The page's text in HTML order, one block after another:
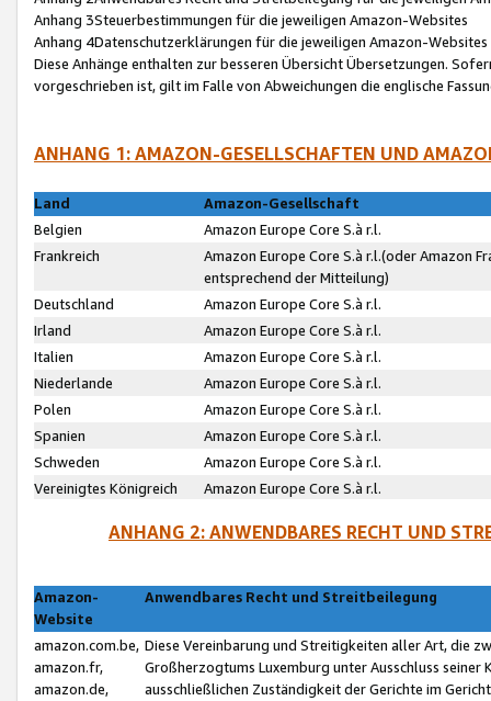
Anhang 3Steuerbestimmungen für die jeweiligen Amazon-Websites
Anhang 4Datenschutzerklärungen für die jeweiligen Amazon-Websites
Diese Anhänge enthalten zur besseren Übersicht Übersetzungen.
vorgeschrieben ist, gilt im Falle von Abweichungen die englische
ANHANG 1: AMAZON-GESELLSCHAFTEN UND
Land
Amazon-Gesellschaft
Belgien
Amazon Europe Core S.à r.l.
Frankreich
Amazon Europe Core S.à r.l.(oder Amazon
entsprechend der Mitteilung)
Deutschland
Amazon Europe Core S.à r.l.
Irland
Amazon Europe Core S.à r.l.
Italien
Amazon Europe Core S.à r.l.
Niederlande
Amazon Europe Core S.à r.l.
Polen
Amazon Europe Core S.à r.l.
Spanien
Amazon Europe Core S.à r.l.
Schweden
Amazon Europe Core S.à r.l.
Vereinigtes Königreich
Amazon Europe Core S.à r.l.
ANHANG 2: ANWENDBARES RECHT UND
Amazon-
Website
Anwendbares Recht und Streitbeilegung
amazon.com.be,
amazon.fr,
amazon.de,
Diese Vereinbarung und Streitigkeiten aller Art, die
Großherzogtums Luxemburg unter Ausschluss
ausschließlichen Zuständigkeit der Gerichte im